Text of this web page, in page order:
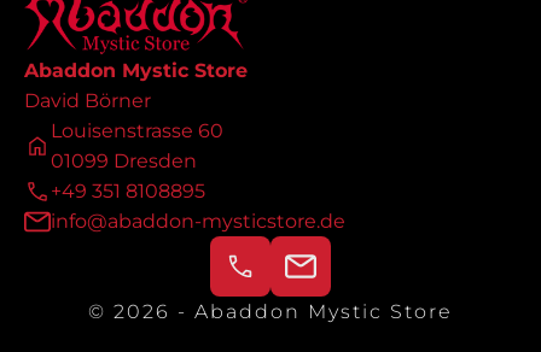
Abaddon Mystic Store
David Börner
Louisenstrasse 60
01099 Dresden
+49 351 8108895
info@abaddon-mysticstore.de
© 2026 - Abaddon Mystic Store